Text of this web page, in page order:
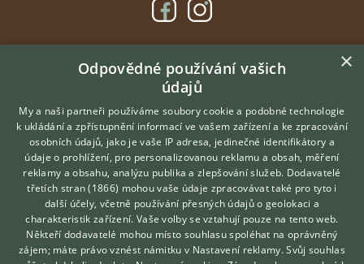
DOMOVSKÁ STRÁNKA
INZERCE
DISKUSE
ČLÁNKY
O nás
Kontakt
Možnosti zvýraznění inzerátů
Podmínky užití
Zpracování osobních údajů
Hledáte zvířecího kamaráda?
Zdarma vám poradí
VETERINÁŘ ONLINE
KONZULTOVAT S
VETERINÁŘEM
×
Odpovědné používání vašich
údajů
My a naši partneři používáme soubory cookie a podobné technologie
k ukládání a zpřístupnění informací ve vašem zařízení a ke zpracování
osobních údajů, jako je vaše IP adresa, jedinečné identifikátory a
údaje o prohlížení, pro personalizovanou reklamu a obsah, měření
reklamy a obsahu, analýzu publika a zlepšování služeb. Dodavatelé
třetích stran (1866) mohou vaše údaje zpracovávat také pro tyto i
další účely, včetně používání přesných údajů o geolokaci a
charakteristik zařízení. Vaše volby se vztahují pouze na tento web.
Někteří dodavatelé mohou místo souhlasu spoléhat na oprávněný
zájem; máte právo vznést námitku v Nastavení reklamy. Svůj souhlas